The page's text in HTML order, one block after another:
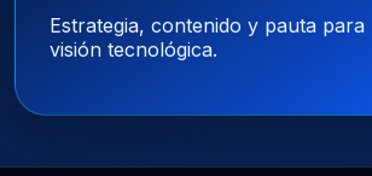
Estrategia, contenido y pauta
visión tecnológica.